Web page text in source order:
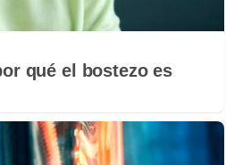
qué el bostezo es